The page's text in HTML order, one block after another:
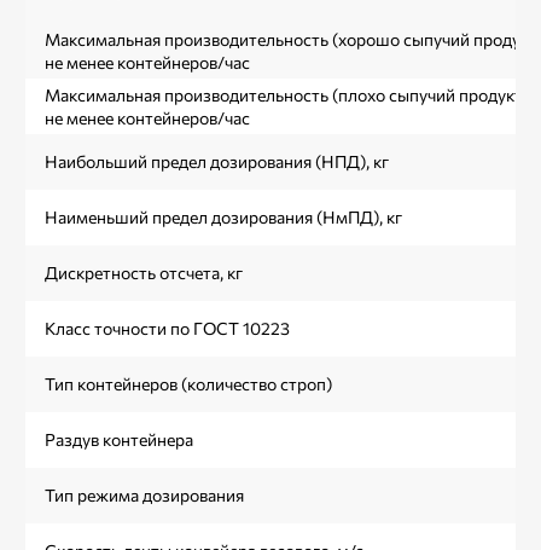
Максимальная производительность (хорошо сыпучий
не менее контейнеров/час
Максимальная производительность (плохо сыпучий продукт),
не менее контейнеров/час
Наибольший предел дозирования (НПД), кг
Наименьший предел дозирования (НмПД), кг
Дискретность отсчета, кг
Класс точности по ГОСТ 10223
Тип контейнеров (количество строп)
Раздув контейнера
Тип режима дозирования